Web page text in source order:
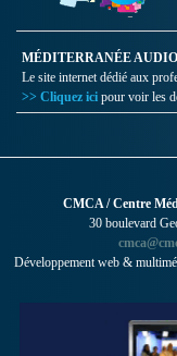
MÉDITERRANÉE
Le site internet dédié aux
>> Cliquez ici pour voir les
CMCA / Centre
30 boulevard
Développement web &